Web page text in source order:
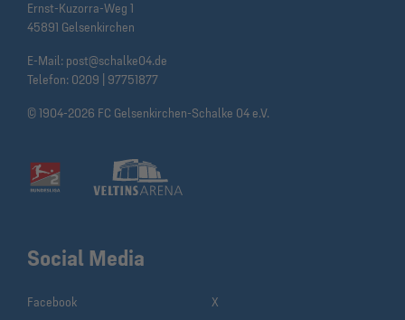
Ernst-Kuzorra-Weg 1
45891 Gelsenkirchen
E-Mail: post@schalke04.de
Telefon: 0209 | 97751877
© 1904-2026 FC Gelsenkirchen-Schalke 04 e.V.
Social Media
Facebook
X